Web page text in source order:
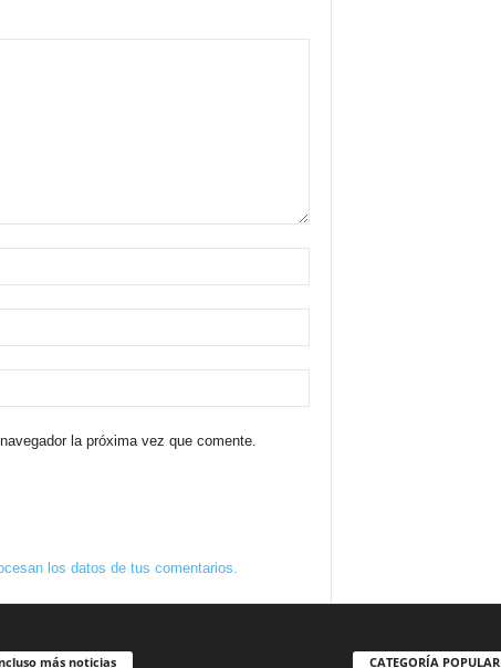
la próxima vez que comente.
los datos de tus comentarios.
más noticias CATEGORÍA POPULAR